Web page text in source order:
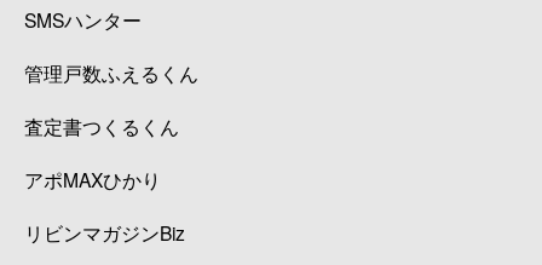
SMSハンター
管理戸数ふえるくん
査定書つくるくん
アポMAXひかり
リビンマガジンBiz